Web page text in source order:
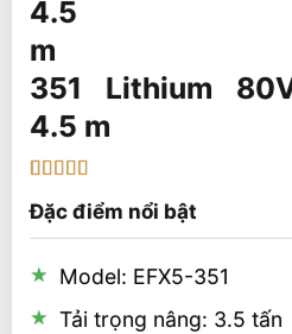
351 Lithium
4.5 m
trên 5 dựa
trênđánh
giá
Đặc điểm nổi bật
Model: EFX5-351
Tải trọng nâng: 3.5 tấn